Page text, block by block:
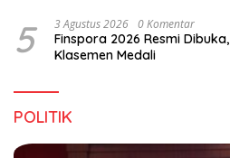
5 3 Agustus 2026 0 Komentar
Finspora 2026 Resmi
Klasemen Medali
POLITIK